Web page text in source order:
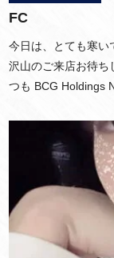
FC
今日は、とても寒い
沢山のご来店お待ち
つも BCG Holdings